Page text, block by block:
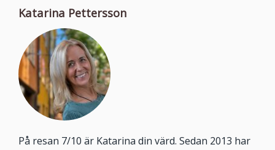
Katarina Pettersson
På resan 7/10 är Katarina din värd. Sedan 2013 har